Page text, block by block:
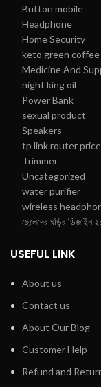
Button mobile
Headphone
Home Security
keto green coffee
Medicine And
night king oil
Power Bank
sexual product
Speakers
tp link router
Trimmer
Uncategorized
water purifier
wireless
ছেলেদের ঘড়ির ডিজাইন
USEFUL LINK
About us
Contact us
About Our Blog
Customer Help
Refund and